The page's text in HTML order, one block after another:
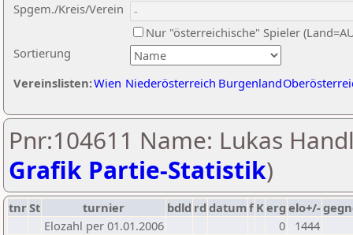
Sortierung
Spgem./Kreis/Verein
Nur "österreichische" Spieler
Vereinslisten:Wien Niederösterreich Burgenland
Pnr:104611 Name: Lukas
Grafik Partie-Statistik)
tnrSt turnier bdld rd datumf Kerg elo+/-
Elozahl per 01.01.2006
0
1444